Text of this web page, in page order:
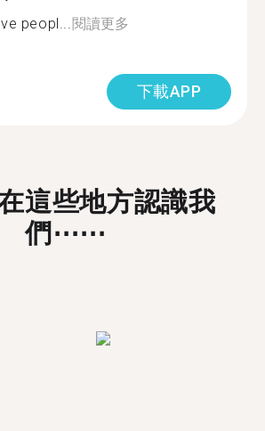
peopl...閱讀更多
下載APP
這些地方認識我
們⋯⋯